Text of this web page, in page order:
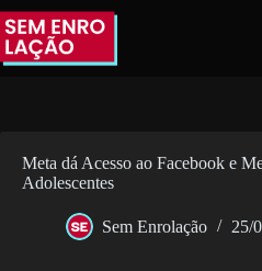
Pular
para
conteúdo
Meta dá Acesso ao Facebook e
Adolescentes
Sem Enrolação 25/